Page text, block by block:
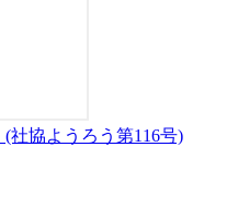
(社協ようろう第116号)